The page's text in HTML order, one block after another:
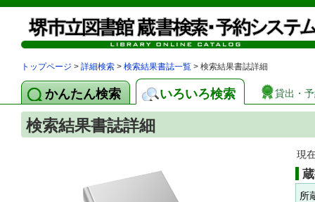
トップページ > 詳細検索 > 検索結果書誌一覧 > 検索結果書誌詳細
かんたん検索 いろいろ検索 貸出・
検索結果書誌詳細
現
所